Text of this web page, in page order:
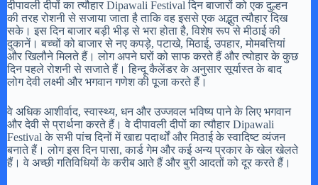
दीपावली दीपों का त्यौहार Dipawali Festival दिन बाजारों को एक दुल्हन
की तरह रोशनी से सजाया जाता है ताकि वह इससे एक अद्भुत त्यौहार दिख
सके। इस दिन बाजार बड़ी भीड़ से भरा होता है, विशेष रूप से मीठाई की
दुकानें। बच्चों को बाजार से नए कपड़े, पटाखे, मिठाई, उपहार, मोमबत्तियां
और खिलौने मिलते हैं। लोग अपने घरों को साफ करते हैं और त्योहार के कुछ
दिन पहले रोशनी से सजाते हैं। हिन्दू कैलेंडर के अनुसार सूर्यास्त के बाद
लोग देवी लक्ष्मी और भगवान गणेश की पूजा करते हैं।
वे अधिक आशीर्वाद, स्वास्थ्य, धन और उज्जवल भविष्य पाने के लिए भगवान
और देवी से प्रार्थना करते हैं। वे दीपावली दीपों का त्यौहार Dipawali
Festival के सभी पांच दिनों में खाद्य पदार्थों और मिठाई के स्वादिष्ट व्यंजन
बनाते हैं। लोग इस दिन पासा, कार्ड गेम और कई अन्य प्रकार के खेल खेलते
हैं। वे अच्छी गतिविधियों के करीब आते हैं और बुरी आदतों को दूर करते हैं।